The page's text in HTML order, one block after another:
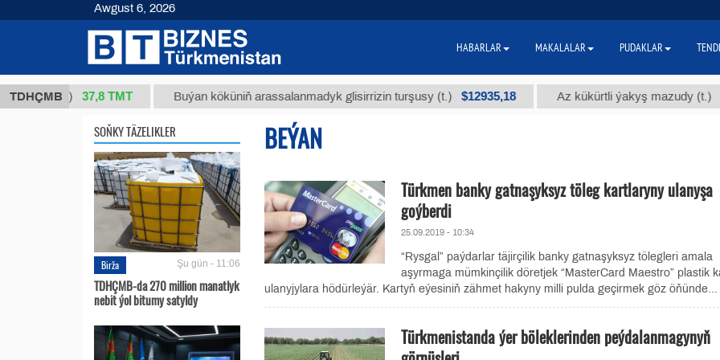
TDHÇMB
(kg.) 37,8 ТМТ Buýan köküniň arassalanmadyk glisirrizin turşusy (t.) $12935,18 Az kükürtli ýakyş mazudy (t.) $300
SOŇKY TÄZELIKLER
Birža Şu gün - 11:06
TDHÇMB-da 270 million manatlyk
nebit ýol bitumy satyldy
BEÝAN
Türkmen banky gatnaşyksyz töleg kartlaryny ulanyşa
goýberdi
25.09.2019 - 10:34
“Rysgal” paýdarlar täjirçilik banky gatnaşyksyz tölegleri amala
aşyrmaga mümkinçilik döretjek “MasterCard Maestro” plastik
ulanyjylara hödürleýär. Kartyň eýesiniň zähmet hakyny milli pulda geçirmek göz öňünde...
Türkmenistanda ýer böleklerinden peýdalanmagynyň
Awgust 6, 2026
HABARLAR MAKALALAR PUDAKLAR